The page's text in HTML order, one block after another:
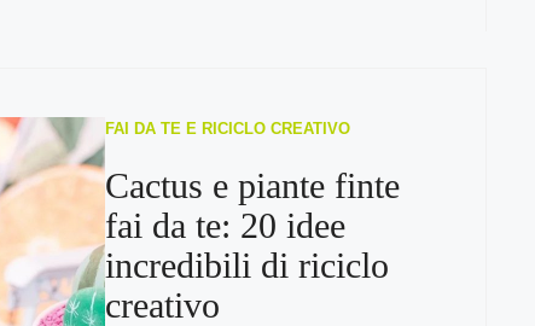
FAI DA TE E RICICLO CREATIVO
Cactus e piante finte
fai da te: 20 idee
incredibili di riciclo
creativo